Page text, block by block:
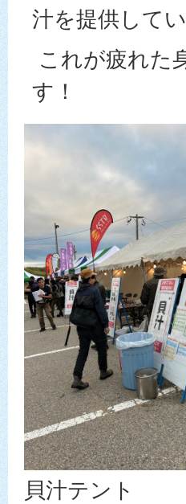
汁を提供してい
これが疲れた
す！
貝汁テント